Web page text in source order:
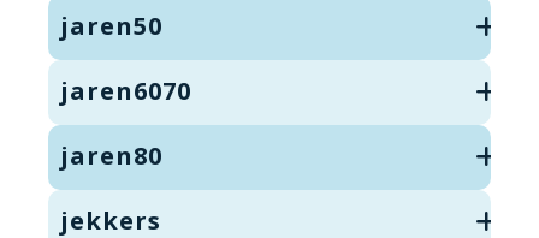
jaren50
jaren6070
jaren80
jekkers